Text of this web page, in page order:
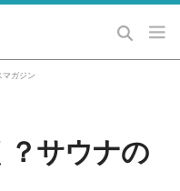
マガジン
サウナの